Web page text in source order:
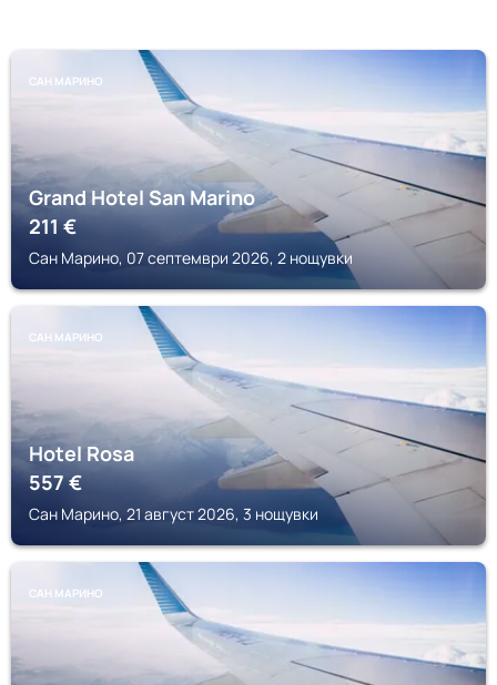
САН МАРИНО
Grand Hotel San Marino
211€
Сан Марино, 07 септември 2026, 2 нощувки
САН МАРИНО
Hotel Rosa
557€
Сан Марино, 21 август 2026, 3 нощувки
САН МАРИНО